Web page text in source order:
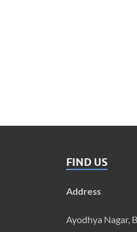
FIND US
Address
Ayodhya Nagar,